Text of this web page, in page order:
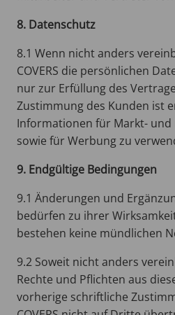
8. Datenschutz
8.1 Wenn nicht anders
COVERS die persönlichen
nur zur Erfüllung des
Zustimmung des Kunden ist
Informationen für Markt-
sowie für Werbung zu
9. Endgültige Bedingungen
9.1 Änderungen und
bedürfen zu ihrer
bestehen keine mündlichen
9.2 Soweit nicht anders
Rechte und Pflichten aus
vorherige schriftliche